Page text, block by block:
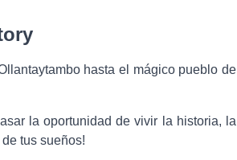
hasta el mágico pueblo de
la oportunidad de vivir la historia, la
tus sueños!